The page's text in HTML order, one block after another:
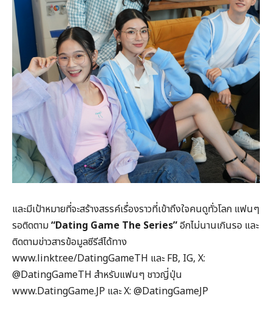
และมีเป้าหมายที่จะสร้างสรรค์เรื่องราวที่เข้าถึงใจคนดูทั่วโลก แฟนๆ
รอติดตาม“Dating Game The Series”อีกไม่นานเกินรอ และ
ติดตามข่าวสารข้อมูลซีรีส์ได้ทาง
www.linktr.ee/DatingGameTH และ FB, IG, X:
@DatingGameTH สำหรับแฟนๆ ชาวญี่ปุ่น
www.DatingGame.JP และ X: @DatingGameJP